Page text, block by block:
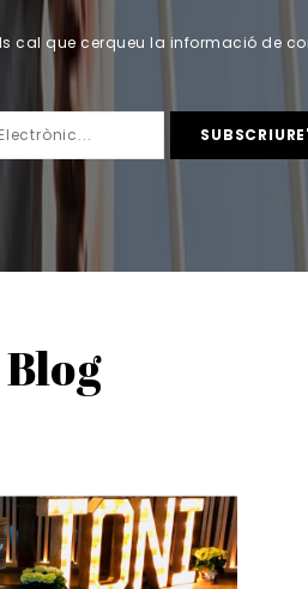
cal que cerqueu la informació de